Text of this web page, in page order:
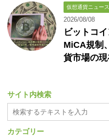
仮想通貨ニュース
2026/08/08
ビットコ
MiCA規制
貨市場の
サイト内検索
カテゴリー